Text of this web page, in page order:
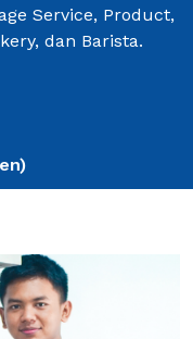
Service, Product,
dan Barista.